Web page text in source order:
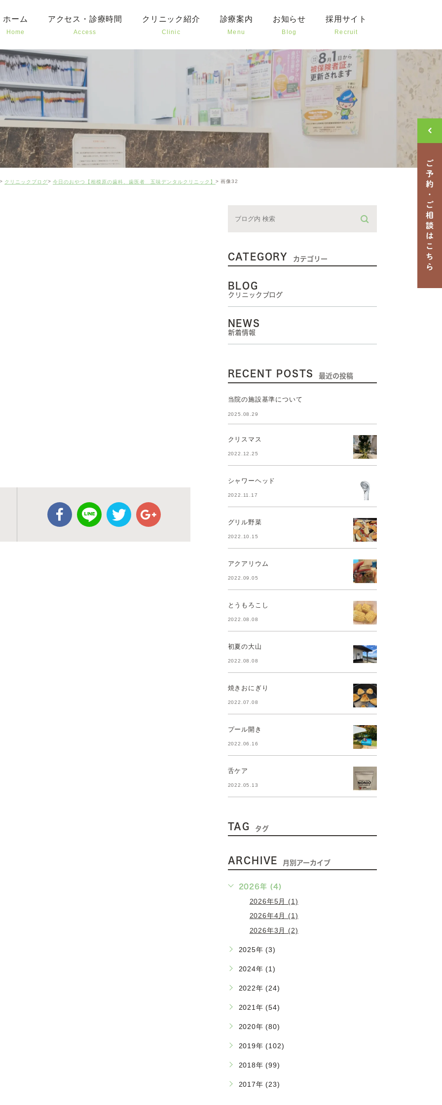
ホーム
Home
アクセス・診療時間
Access
クリニック紹介
Clinic
診療案内
Menu
予防治療
お子様や高齢者の治療
審美治療
口腔外科
矯正歯科
お知らせ
Blog
新着情報
クリニックブログ
採用サイト
Recruit
クリニックブログ 今日のおやつ【相模原の歯科、歯医者 五味デンタルクリニック】 画像32
CATEGORY カテゴリー
BLOG
クリニックブログ
NEWS
新着情報
RECENT POSTS 最近の投稿
当院の施設基準について
2025.08.29
クリスマス
2022.12.25
シャワーヘッド
2022.11.17
グリル野菜
2022.10.15
アクアリウム
2022.09.05
とうもろこし
2022.08.08
初夏の大山
2022.08.08
焼きおにぎり
2022.07.08
プール開き
2022.06.16
舌ケア
2022.05.13
TAG タグ
ARCHIVE 月別アーカイブ
2026年 (4)
2026年5月 (1)
2026年4月 (1)
2026年3月 (2)
2025年 (3)
2024年 (1)
2022年 (24)
2021年 (54)
2020年 (80)
2019年 (102)
2018年 (99)
2017年 (23)